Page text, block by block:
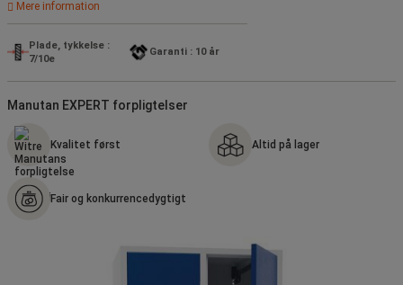
Mere information
Plade, tykkelse :
7/10e
Garanti : 10 år
Manutan EXPERT forpligtelser
Kvalitet først Altid på lager
Fair og konkurrencedygtigt